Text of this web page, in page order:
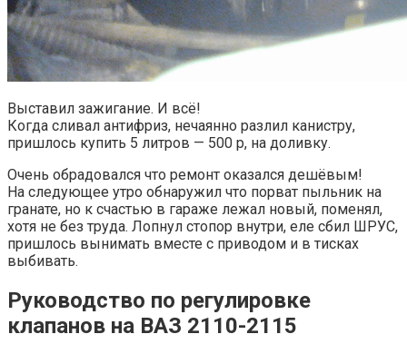
Выставил зажигание. И всё!
Когда сливал антифриз, нечаянно разлил канистру,
пришлось купить 5 литров — 500 р, на доливку.
Очень обрадовался что ремонт оказался дешёвым!
На следующее утро обнаружил что порват пыльник на
гранате, но к счастью в гараже лежал новый, поменял,
хотя не без труда. Лопнул стопор внутри, еле сбил ШРУС,
пришлось вынимать вместе с приводом и в тисках
выбивать.
Руководство по регулировке
клапанов на ВАЗ 2110-2115